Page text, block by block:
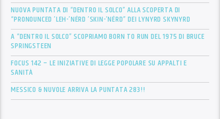
NUOVA PUNTATA DI “DENTRO IL SOLCO” ALLA SCOPERTA DI
“PRONOUNCED ’LEH-’NÉRD ’SKIN-’NÉRD” DEI LYNYRD SKYNYRD
A “DENTRO IL SOLCO” SCOPRIAMO BORN TO RUN DEL 1975 DI BRUCE
SPRINGSTEEN
FOCUS 142 – LE INIZIATIVE DI LEGGE POPOLARE SU APPALTI E
SANITÀ
MESSICO & NUVOLE ARRIVA LA PUNTATA 283!!